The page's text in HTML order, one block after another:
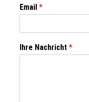
Email *
Ihre Nachricht *